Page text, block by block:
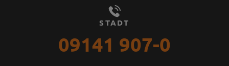
STADT
09141 907-0